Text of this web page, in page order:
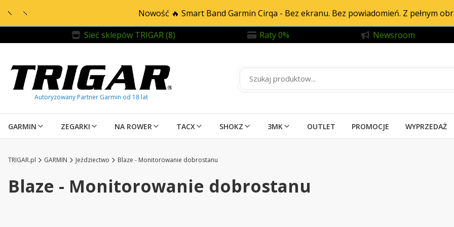
Nowość 🔥 Smart Band Garmin Cirqa - Bez ekranu. Bez powiadomień. Z pełnym
Sieć sklepów TRIGAR (8)
Raty 0% Newsroom
GARMIN ZEGARKI NA ROWER TACX SHOKZ 3MK OUTLET PROMOCJE WYPRZEDAŻ
TRIGAR.pl GARMIN Jeździectwo Blaze - Monitorowanie dobrostanu
Blaze - Monitorowanie dobrostanu